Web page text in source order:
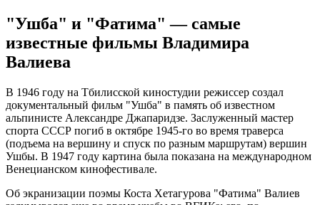
"Ушба" и "Фатима" — самые
известные фильмы Владимира
Валиева
В 1946 году на Тбилисской киностудии режиссер создал
документальный фильм "Ушба" в память об известном
альпинисте Александре Джапаридзе. Заслуженный мастер
спорта СССР погиб в октябре 1945-го во время траверса
(подъема на вершину и спуск по разным маршрутам) вершин
Ушбы. В 1947 году картина была показана на международном
Венецианском кинофестивале.
Об экранизации поэмы Коста Хетагурова "Фатима" Валиев